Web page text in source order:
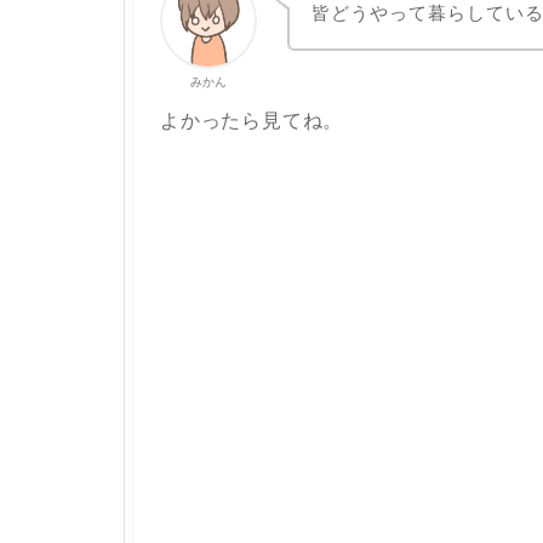
みかん
皆どうやって暮らしてい
よかったら見てね。